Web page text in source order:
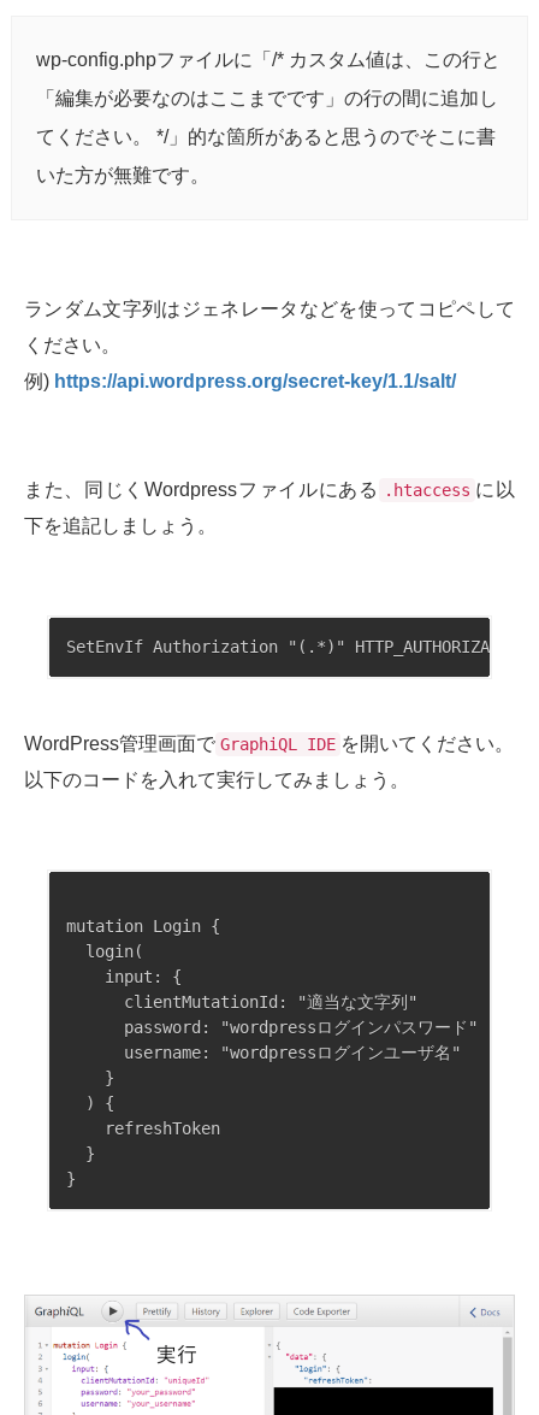
wp-config.phpファイルに「/* カスタム値は、この行と
「編集が必要なのはここまでです」の行の間に追加し
てください。 */」的な箇所があると思うのでそこに書
いた方が無難です。
ランダム文字列はジェネレータなどを使ってコピペして
ください。
例) https://api.wordpress.org/secret-key/1.1/salt/
また、同じくWordpressファイルにある .htaccess に以
下を追記しましょう。
SetEnvIf Authorization "(.*)"
WordPress管理画面で GraphiQL IDE を開いてください。
以下のコードを入れて実行してみましょう。
mutation Login {
  login(
    input: {
      clientMutationId: "適当な文字列"
      password: "wordpressログインパスワード"
      username: "wordpressログインユーザ名"
    }
  ) {
    refreshToken
  }